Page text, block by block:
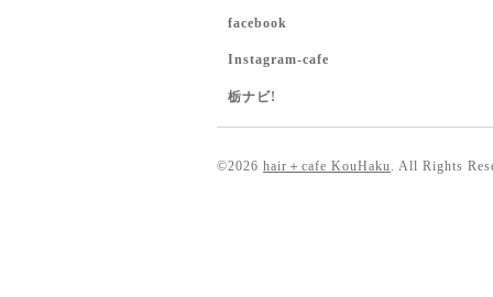
facebook
Instagram-cafe
栃ナビ!
©2026 hair＋cafe KouHaku. All Rights